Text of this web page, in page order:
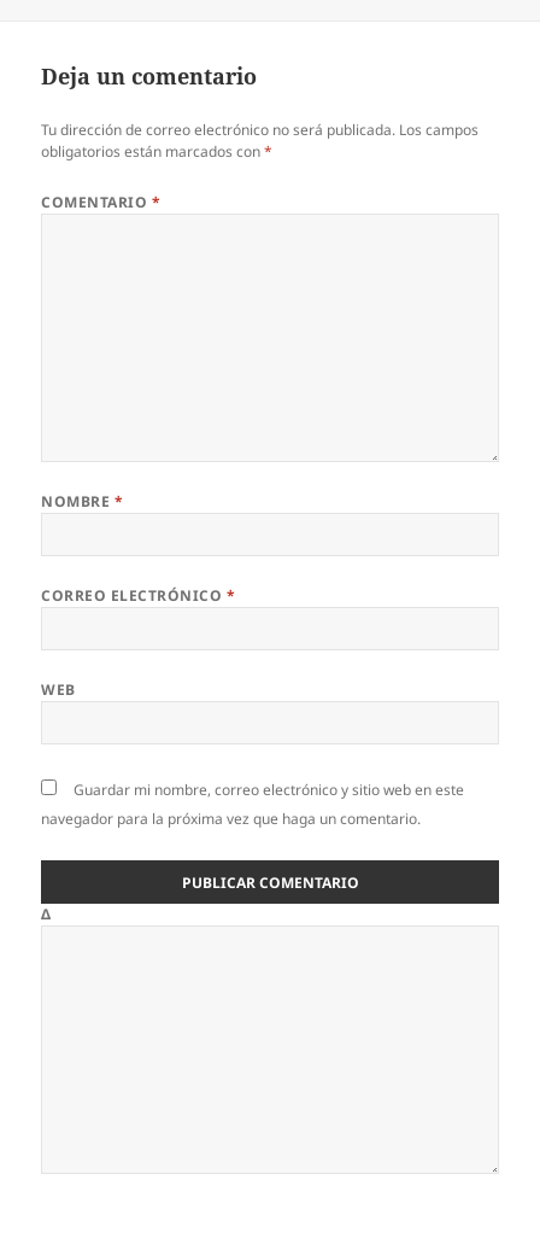
Deja un comentario
Tu dirección de correo electrónico no será publicada. Los campos
obligatorios están marcados con*
COMENTARIO *
NOMBRE *
CORREO ELECTRÓNICO *
WEB
Guardar mi nombre, correo electrónico y sitio web en este
navegador para la próxima vez que haga un comentario.
Δ